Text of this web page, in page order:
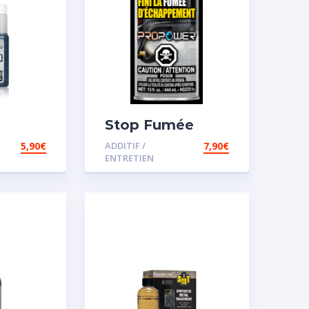
5,90€
Stop Fumée
ADDITIF /
ENTRETIEN
7,90€